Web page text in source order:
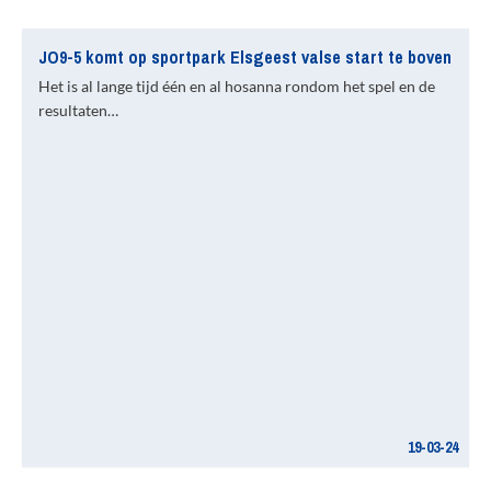
JO9-5 komt op sportpark Elsgeest valse start te boven
Het is al lange tijd één en al hosanna rondom het spel en de
resultaten…
19-03-24